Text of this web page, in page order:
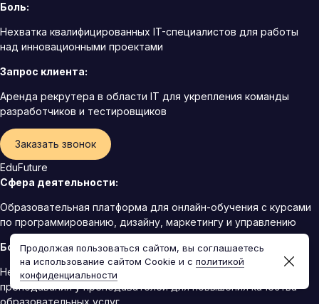
Боль:
Нехватка квалифицированных IT-специалистов для работы
над инновационными проектами
Запрос клиента:
Аренда рекрутера в области IT для укрепления команды
разработчиков и тестировщиков
Заказать звонок
EduFuture
Сфера деятельности:
Образовательная платформа для онлайн-обучения с курсами
по программированию, дизайну, маркетингу и управлению
Боль:
Необходимость постоянного обновления знаний и методик
преподавания у преподавателей для повышения качества
Продолжая пользоваться сайтом, вы соглашаетесь
на использование сайтом Cookie и с политикой
конфиденциальности